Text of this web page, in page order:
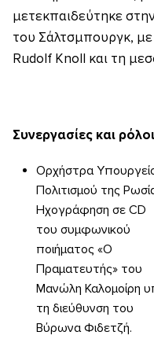
μετεκπαιδεύτηκε
του Σάλτσμπουργκ,
Rudolf Knoll και τη
Συνεργασίες και ρόλοι
Ορχήστρα
Πολιτισμού της
Ηχογράφηση σε CD
του συμφωνικού
ποιήματος «Ο
Πραματευτής» του
Μανώλη Καλομοίρη
τη διεύθυνση του
Βύρωνα Φιδετζή.